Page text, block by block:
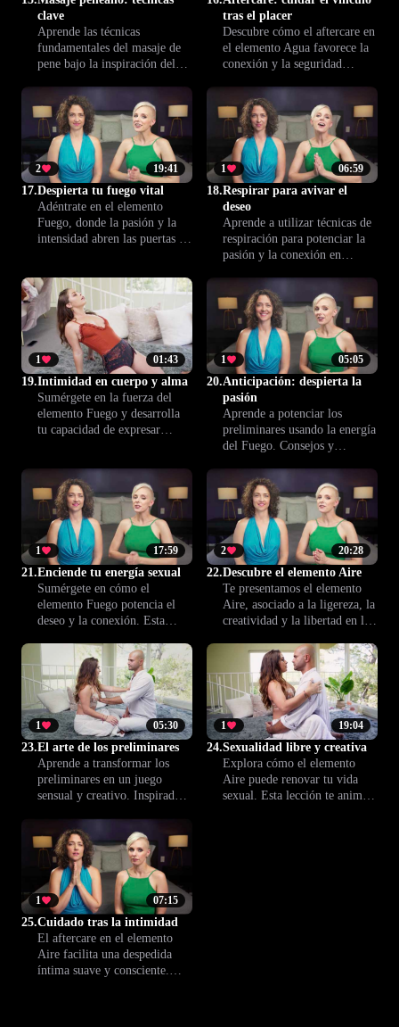
clave
Aprende las técnicas
fundamentales del masaje de
pene bajo la inspiración del
intimidad emocional, el placer
físico y refuerza el vínculo
entre ambos.
tras el placer
Descubre cómo el aftercare en
el elemento Agua favorece la
conexión y la seguridad
Consejos prácticos para cuidar
y fortalecer el bienestar de la
pareja después de cada
encuentro.
19:41
2
17.Despierta tu fuego vital
Adéntrate en el elemento
Fuego, donde la pasión y la
intensidad abren las puertas a
cómo despertar tu deseo y
disfrutar la intimidad de
forma renovada.
06:59
1
18.Respirar para avivar el
deseo
Aprende a utilizar técnicas de
respiración para potenciar la
pasión y la conexión en
elemento Fuego y la
respiración consciente para
avivar el deseo y fortalecer la
intimidad.
01:43
1
19.Intimidad en cuerpo y alma
Sumérgete en la fuerza del
elemento Fuego y desarrolla
tu capacidad de expresar
intensamente contigo y con tu
pareja para una vivencia más
vibrante.
05:05
1
20.Anticipación: despierta la
pasión
Aprende a potenciar los
preliminares usando la energía
del Fuego. Consejos y
deseo, despertar la pasión y
crear una experiencia previa
intensa y estimulante en
pareja.
17:59
1
21.Enciende tu energía sexual
Sumérgete en cómo el
elemento Fuego potencia el
deseo y la conexión. Esta
tus relaciones íntimas y a vivir
la sexualidad con más
intensidad, conciencia y
energía renovada.
20:28
2
22.Descubre el elemento Aire
Te presentamos el elemento
Aire, asociado a la ligereza, la
creatividad y la libertad en la
descubrir nuevas sensaciones y
abrir tu imaginación al placer.
05:30
1
23.El arte de los preliminares
Aprende a transformar los
preliminares en un juego
sensual y creativo. Inspirado
nuevas formas de conectar,
despertar el deseo y renovar el
placer antes del encuentro
íntimo.
19:04
1
24.Sexualidad libre y creativa
Explora cómo el elemento
Aire puede renovar tu vida
sexual. Esta lección te anima a
07:15
1
25.Cuidado tras la intimidad
El aftercare en el elemento
Aire facilita una despedida
íntima suave y consciente.